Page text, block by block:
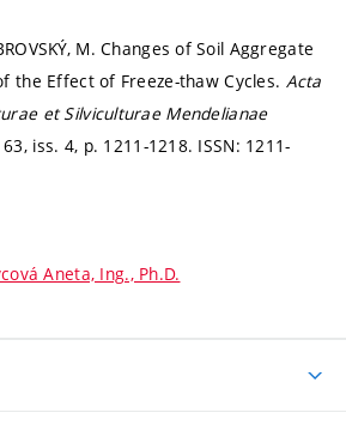
M. Changes of Soil Aggregate
the Effect of Freeze-thaw Cycles. Acta
et Silviculturae Mendelianae
iss. 4, p. 1211-1218. ISSN: 1211-
Aneta, Ing., Ph.D.